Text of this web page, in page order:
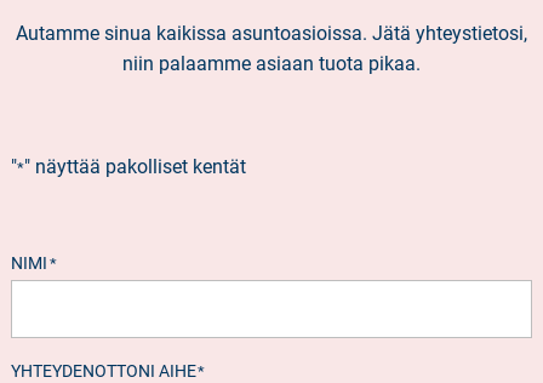
Autamme sinua kaikissa asuntoasioissa. Jätä yhteystietosi,
niin palaamme asiaan tuota pikaa.
"*" näyttää pakolliset kentät
NIMI *
YHTEYDENOTTONI AIHE*